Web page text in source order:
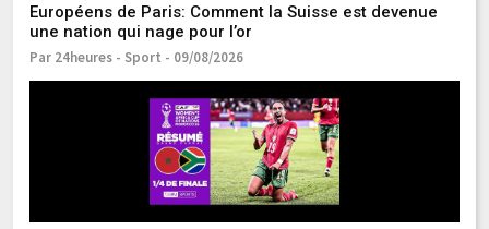
Européens de Paris: Comment la Suisse est devenue
une nation qui nage pour l’or
Par 24heures - Sport - 09/08/2026